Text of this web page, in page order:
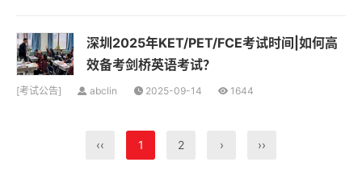
深圳2025年KET/PET/FCE考试时间|如何高
效备考剑桥英语考试？
[考试公告] abclin 2025-09-14 1644
‹‹ 1 2 › ››